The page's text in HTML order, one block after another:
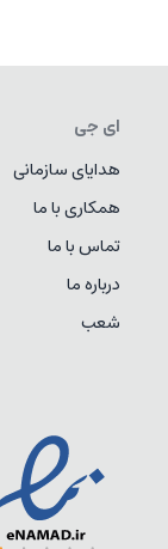
ای جی
هدایای سازمانی
همکاری با ما
تماس با ما
درباره ما
شعب